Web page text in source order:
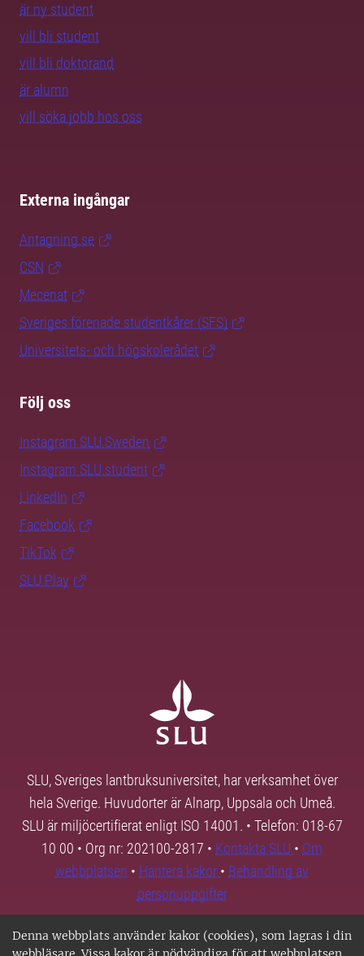
Denna webbplats använder kakor (cookies), som lagras i din
är ny student
vill bli student
vill bli doktorand
är alumn
vill söka jobb hos oss
Externa ingångar
Antagning.se
CSN
Mecenat
Sveriges förenade studentkårer (SFS)
Universitets- och högskolerådet
Följ oss
Instagram SLU.Sweden
Instagram SLU.student
LinkedIn
Facebook
TikTok
SLU Play
SLU, Sveriges lantbruksuniversitet, har verksamhet över
hela Sverige. Huvudorter är Alnarp, Uppsala och Umeå.
SLU är miljöcertifierat enligt ISO 14001. • Telefon: 018-67
10 00 • Org nr: 202100-2817 • Kontakta SLU • Om
webbplatsen • Hantera kakor • Behandling av
personuppgifter